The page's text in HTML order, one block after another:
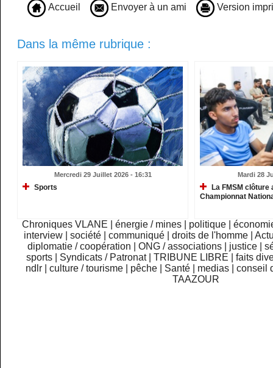
Accueil Envoyer à un ami Version
Dans la même rubrique :
Mercredi 29 Juillet 2026 - 16:31
Sports
Mardi 28
La FMSM
Championnat
Chroniques VLANE énergie / mines politique
interview
|société |communiqué |droits de l'homme |
diplomatie / coopération
ONG / associations justice
sports
Syndicats / Patronat TRIBUNE LIBRE
faits
ndlr
|culture / tourisme pêche Santé medias |conseil
TAAZOUR